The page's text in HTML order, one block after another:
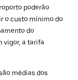
poderão
o custo mínimo do
do
vigor, a tarifa
médias dos